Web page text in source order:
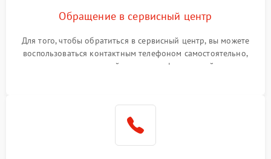
Обращение в сервисный центр
Для того, чтобы обратиться в сервисный центр, вы можете
воспользоваться контактным телефоном самостоятельно,
или оставить свой номер телефона на сайте